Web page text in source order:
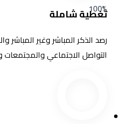
100%
تغطية شاملة
رصد الذكر المباشر وغير المباشر
التواصل الاجتماعي والمجتمعات